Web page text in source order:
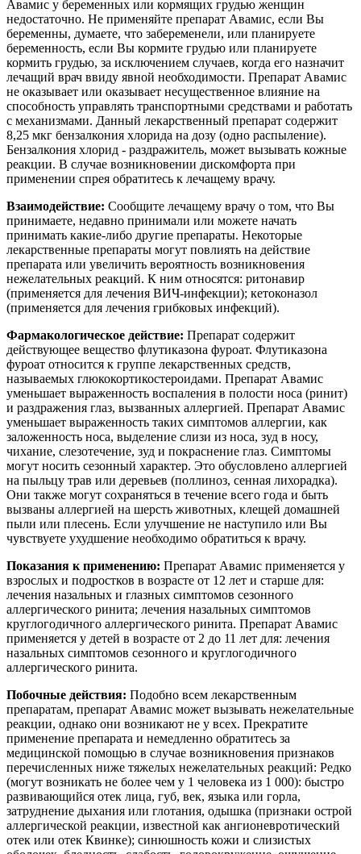
Авамис у беременных или кормящих грудью женщин
недостаточно. Не применяйте препарат Авамис, если Вы
беременны, думаете, что забеременели, или планируете
беременность, если Вы кормите грудью или планируете
кормить грудью, за исключением случаев, когда его назначит
лечащий врач ввиду явной необходимости. Препарат Авамис
не оказывает или оказывает несущественное влияние на
способность управлять транспортными средствами и работать
с механизмами. Данный лекарственный препарат содержит
8,25 мкг бензалкония хлорида на дозу (одно распыление).
Бензалкония хлорид - раздражитель, может вызывать кожные
реакции. В случае возникновении дискомфорта при
применении спрея обратитесь к лечащему врачу.
Взаимодействие: Сообщите лечащему врачу о том, что Вы
принимаете, недавно принимали или можете начать
принимать какие-либо другие препараты. Некоторые
лекарственные препараты могут повлиять на действие
препарата или увеличить вероятность возникновения
нежелательных реакций. К ним относятся: ритонавир
(применяется для лечения ВИЧ-инфекции); кетоконазол
(применяется для лечения грибковых инфекций).
Фармакологическое действие: Препарат содержит
действующее вещество флутиказона фуроат. Флутиказона
фуроат относится к группе лекарственных средств,
называемых глюкокортикостероидами. Препарат Авамис
уменьшает выраженность воспаления в полости носа (ринит)
и раздражения глаз, вызванных аллергией. Препарат Авамис
уменьшает выраженность таких симптомов аллергии, как
заложенность носа, выделение слизи из носа, зуд в носу,
чихание, слезотечение, зуд и покраснение глаз. Симптомы
могут носить сезонный характер. Это обусловлено аллергией
на пыльцу трав или деревьев (поллиноз, сенная лихорадка).
Они также могут сохраняться в течение всего года и быть
вызваны аллергией на шерсть животных, клещей домашней
пыли или плесень. Если улучшение не наступило или Вы
чувствуете ухудшение необходимо обратиться к врачу.
Показания к применению: Препарат Авамис применяется у
взрослых и подростков в возрасте от 12 лет и старше для:
лечения назальных и глазных симптомов сезонного
аллергического ринита; лечения назальных симптомов
круглогодичного аллергического ринита. Препарат Авамис
применяется у детей в возрасте от 2 до 11 лет для: лечения
назальных симптомов сезонного и круглогодичного
аллергического ринита.
Побочные действия: Подобно всем лекарственным
препаратам, препарат Авамис может вызывать нежелательные
реакции, однако они возникают не у всех. Прекратите
применение препарата и немедленно обратитесь за
медицинской помощью в случае возникновения признаков
перечисленных ниже тяжелых нежелательных реакций: Редко
(могут возникать не более чем у 1 человека из 1 000): быстро
развивающийся отек лица, губ, век, языка или горла,
затруднение дыхания или глотания, одышка (признаки острой
аллергической реакции, известной как ангионевротический
отек или отек Квинке); синюшность кожи и слизистых